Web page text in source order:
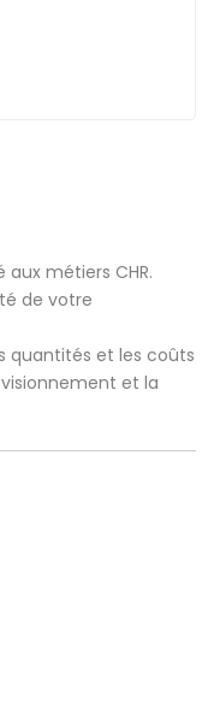
métiers CHR.
de votre
quantités et les coûts
et la